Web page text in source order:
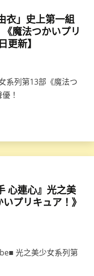
衣」史上第一組
魔法つかいプリ
新】
系列第13部《魔法つ
！
心連心』光之美
プリキュア！》
光之美少女系列第